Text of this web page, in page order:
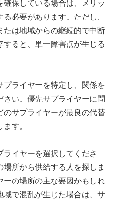
確保している場合は、メリッ
必要があります。ただし、
たは地域からの継続的で中断
ると、単一障害点が生じる
プライヤーを特定し、関係を
い。優先サプライヤーに問
のサプライヤーが最良の代替
す。
ライヤーを選択してくださ
所から供給する人を探しま
ーの場所の主な要因かもしれ
域で混乱が生じた場合は、サ